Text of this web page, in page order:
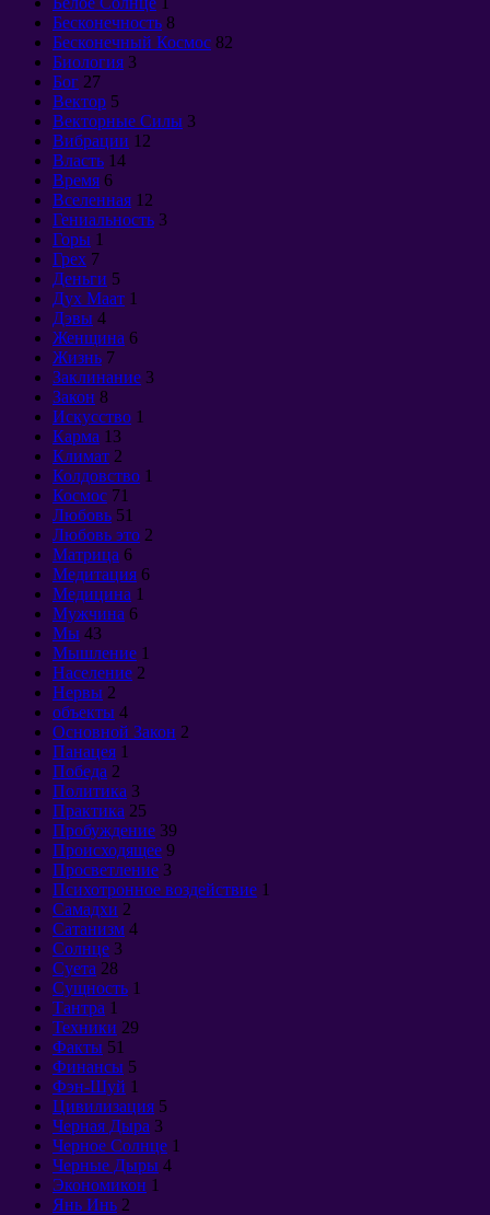
Бесконечность 8
Бесконечный Космос 82
Биология 3
Бог 27
Вектор 5
Векторные Силы 3
Вибрации 12
Власть 14
Время 6
Вселенная 12
Гениальность 3
Горы 1
Грех 7
Деньги 5
Дух Маат 1
Дэвы 4
Женщина 6
Жизнь 7
Заклинание 3
Закон 8
Искусство 1
Карма 13
Климат 2
Колдовство 1
Космос 71
Любовь 51
Любовь это 2
Матрица 6
Медитация 6
Медицина 1
Мужчина 6
Мы 43
Мышление 1
Население 2
Нервы 2
объекты 4
Основной Закон 2
Панацея 1
Победа 2
Политика 3
Практика 25
Пробуждение 39
Происходящее 9
Просветление 3
Психотронное воздействие 1
Самадхи 2
Сатанизм 4
Солнце 3
Суета 28
Сущность 1
Тантра 1
Техники 29
Факты 51
Финансы 5
Фэн-Шуй 1
Цивилизация 5
Черная Дыра 3
Черное Солнце 1
Черные Дыры 4
Экономикон 1
Янь Инь 2